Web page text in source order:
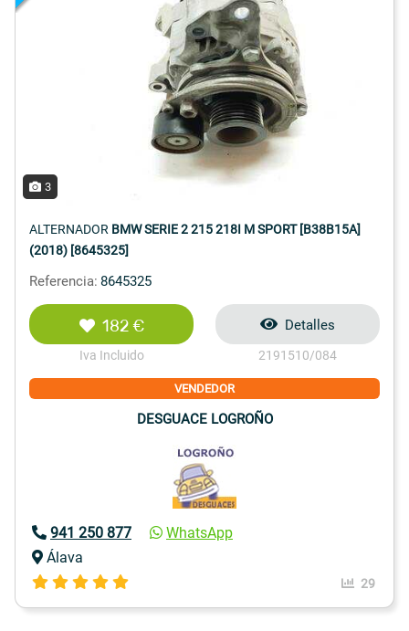
3
ALTERNADOR BMW SERIE 2 215 218I M SPORT [B38B15A]
(2018) [8645325]
Referencia: 8645325
182 €
Iva Incluido
Detalles
2191510/084
VENDEDOR
DESGUACE LOGROÑO
941 250 877
WhatsApp
Álava
29